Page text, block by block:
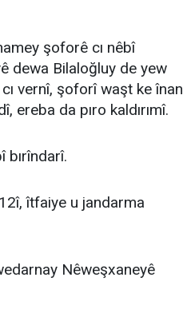
şoforê cı nêbî
dewa Bilaloğluy de yew
vernî, şoforî waşt ke înan
ereba da pıro kaldırımî.
bırîndarî.
îtfaiye u jandarma
Nêweşxaneyê